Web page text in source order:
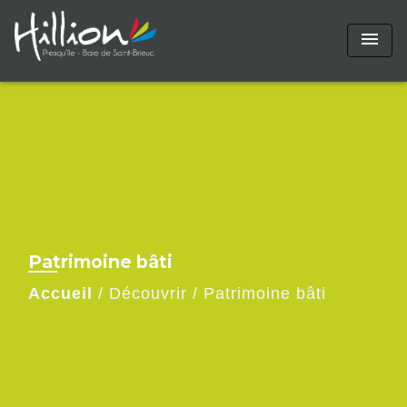
menu
Patrimoine bâti
Accueil / Découvrir / Patrimoine bâti